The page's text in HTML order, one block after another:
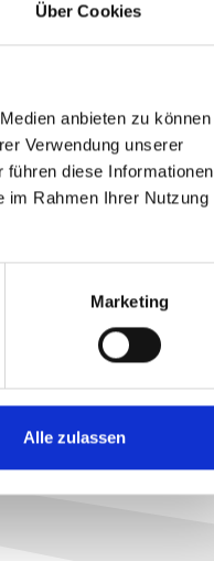
Über Cookies
anbieten zu können
Verwendung unserer
diese Informationen
im Rahmen Ihrer Nutzung
Marketing
Alle zulassen
Impressum
Datenschutz